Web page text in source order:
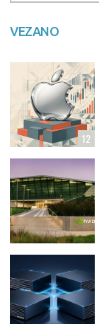
VEZANO
12